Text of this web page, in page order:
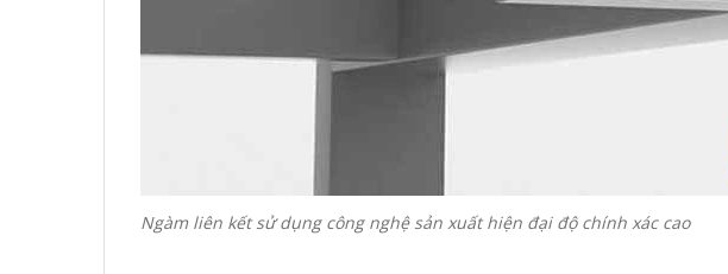
Ngàm liên kết sử dụng công nghệ sản xuất hiện đại độ chính xác cao